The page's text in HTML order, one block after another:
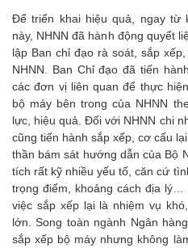
Để triển khai hiệu quả, ngay từ
này, NHNN đã hành động quyết
lập Ban chỉ đạo rà soát, sắp
NHNN. Ban Chỉ đạo đã tiến
các đơn vị liên quan để thực
bộ máy bên trong của NHNN
lực, hiệu quả. Đối với NHNN chi
cũng tiến hành sắp xếp, cơ cấu
thần bám sát hướng dẫn của Bộ
tích rất kỹ nhiều yếu tố, căn cứ
trọng điểm, khoảng cách địa lý…
việc sắp xếp lại là nhiệm vụ
lớn. Song toàn ngành Ngân
sắp xếp bộ máy nhưng không